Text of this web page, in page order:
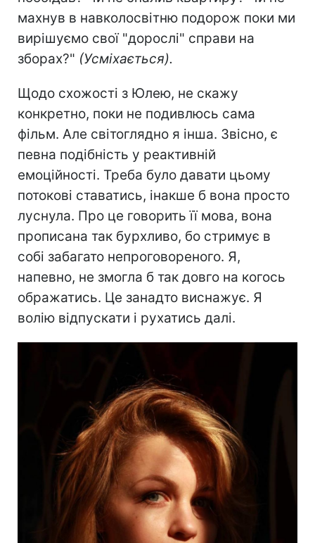
махнув в навколосвітню подорож поки ми
вирішуємо свої "дорослі" справи на
зборах?" (Усміхається).
Щодо схожості з Юлею, не скажу
конкретно, поки не подивлюсь сама
фільм. Але світоглядно я інша. Звісно, є
певна подібність у реактивній
емоційності. Треба було давати цьому
потокові ставатись, інакше б вона просто
луснула. Про це говорить її мова, вона
прописана так бурхливо, бо стримує в
собі забагато непроговореного. Я,
напевно, не змогла б так довго на когось
ображатись. Це занадто виснажує. Я
волію відпускати і рухатись далі.